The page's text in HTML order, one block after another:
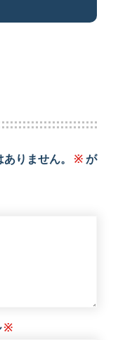
りません。 ※ が
※